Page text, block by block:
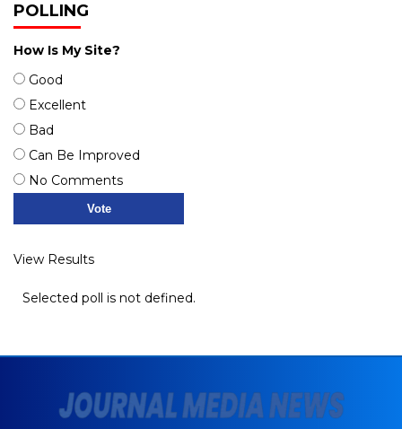
POLLING
How Is My Site?
Good
Excellent
Bad
Can Be Improved
No Comments
View Results
Selected poll is not defined.